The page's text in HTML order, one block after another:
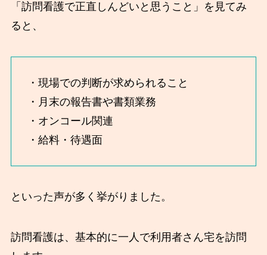
「訪問看護で正直しんどいと思うこと」を見てみ
ると、
・現場での判断が求められること
・月末の報告書や書類業務
・オンコール関連
・給料・待遇面
といった声が多く挙がりました。
訪問看護は、基本的に一人で利用者さん宅を訪問